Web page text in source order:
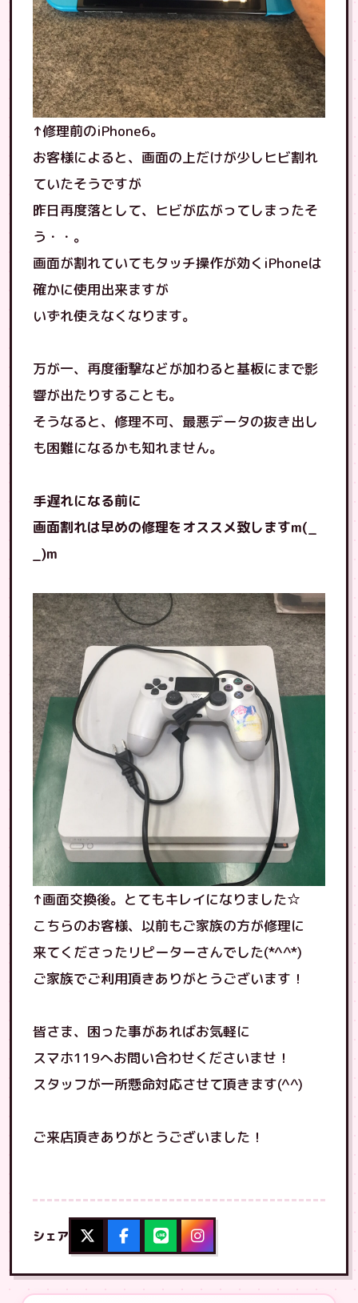
↑修理前のiPhone6。
お客様によると、画面の上だけが少しヒビ割れ
ていたそうですが
昨日再度落として、ヒビが広がってしまったそ
う・・。
画面が割れていてもタッチ操作が効くiPhoneは
確かに使用出来ますが
いずれ使えなくなります。
万が一、再度衝撃などが加わると基板にまで影
響が出たりすることも。
そうなると、修理不可、最悪データの抜き出し
も困難になるかも知れません。
手遅れになる前に
画面割れは早めの修理をオススメ致しますm(_
_)m
↑画面交換後。とてもキレイになりました☆
こちらのお客様、以前もご家族の方が修理に
来てくださったリピーターさんでした(*^^*)
ご家族でご利用頂きありがとうございます！
皆さま、困った事があればお気軽に
スマホ119へお問い合わせくださいませ！
スタッフが一所懸命対応させて頂きます(^^)
ご来店頂きありがとうございました！
シェア